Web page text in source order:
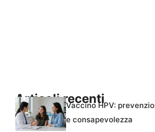
Articoli recenti
Vaccino HPV:
e consapevolezza